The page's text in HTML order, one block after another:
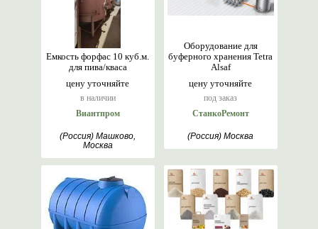
цену уточняйте
в наличии
Емкость форфас 10 куб.м.
для пива/кваса
Виантпром
(Россия) Машково,
Москва
цену уточняйте
под заказ
Оборудование для
буферного хранения Tetra
Alsaf
СтанкоРемонт
(Россия) Москва